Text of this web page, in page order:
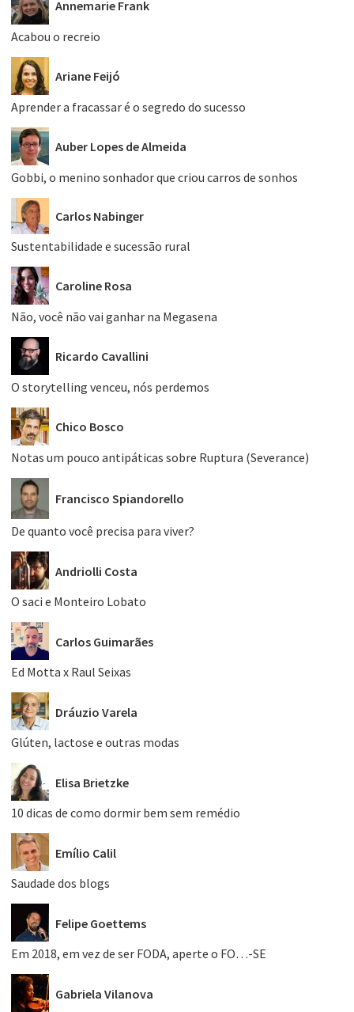
Annemarie Frank
Acabou o recreio
Ariane Feijó
Aprender a fracassar é o segredo do sucesso
Auber Lopes de Almeida
Gobbi, o menino sonhador que criou carros de sonhos
Carlos Nabinger
Sustentabilidade e sucessão rural
Caroline Rosa
Não, você não vai ganhar na Megasena
Ricardo Cavallini
O storytelling venceu, nós perdemos
Chico Bosco
Notas um pouco antipáticas sobre Ruptura (Severance)
Francisco Spiandorello
De quanto você precisa para viver?
Andriolli Costa
O saci e Monteiro Lobato
Carlos Guimarães
Ed Motta x Raul Seixas
Dráuzio Varela
Glúten, lactose e outras modas
Elisa Brietzke
10 dicas de como dormir bem sem remédio
Emílio Calil
Saudade dos blogs
Felipe Goettems
Em 2018, em vez de ser FODA, aperte o FO…-SE
Gabriela Vilanova